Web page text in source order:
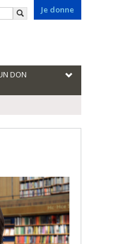
Je donne
Rechercher
DON